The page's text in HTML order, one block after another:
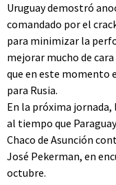
Uruguay demostró
comandado por el
para minimizar la
mejorar mucho de
que en este momento
para Rusia.
En la próxima jornada,
al tiempo que
Chaco de Asunción
José Pekerman, en
octubre.